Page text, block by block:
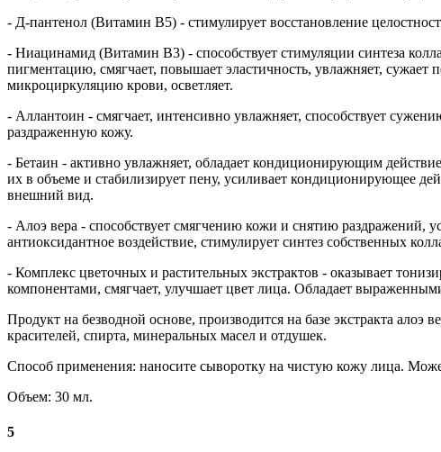
- Д-пантенол (Витамин В5) - стимулирует восстановление
- Ниацинамид (Витамин В3) - способствует стимуляции синтеза
пигментацию, смягчает, повышает эластичность, увлажняет,
микроциркуляцию крови, осветляет.
- Аллантоин - смягчает, интенсивно увлажняет, способствует
раздраженную кожу.
- Бетаин - активно увлажняет, обладает кондиционирующим
их в объеме и стабилизирует пену, усиливает кондиционирующее
внешний вид.
- Алоэ вера - способствует смягчению кожи и снятию раздражений,
антиоксидантное воздействие, стимулирует синтез собственных
- Комплекс цветочных и растительных экстрактов - оказывает
компонентами, смягчает, улучшает цвет лица. Обладает
Продукт на безводной основе, производится на базе экстракта
красителей, спирта, минеральных масел и отдушек.
Способ применения: наносите сыворотку на чистую кожу лица.
Объем: 30 мл.
5